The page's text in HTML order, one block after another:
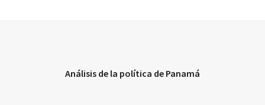
Análisis de la política de Panamá